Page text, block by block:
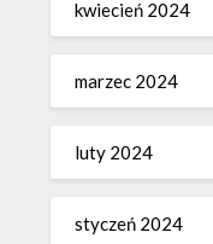
kwiecień 2024
marzec 2024
luty 2024
styczeń 2024